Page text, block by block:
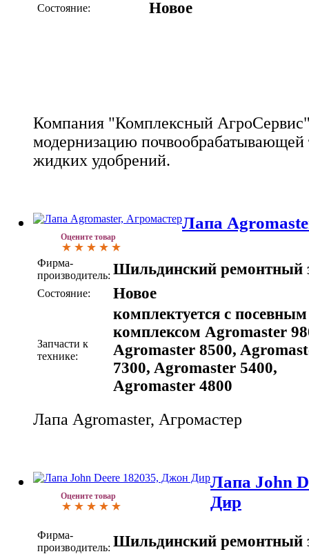
Состояние: Новое
Компания "Комплексный АгроСервис"
модернизацию почвообрабатывающей
жидких удобрений.
Оцените товар
Лапа
Фирма-
производитель: Шильдинский ремонтный
Состояние: Новое
Запчасти к
технике:
комплектуется с посевным
комплексом Agromaster
Agromaster 8500,
7300, Agromaster 5400,
Agromaster 4800
Лапа Agromaster, Агромастер
Оцените товар
Лапа John
Дир
Фирма-
производитель: Шильдинский ремонтный